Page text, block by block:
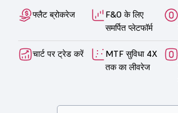
फ्लैट ब्रोकरेज
F&O के लिए
समर्पित प्लेटफॉर्म
चार्ट पर ट्रेड करें
MTF सुविधा 4X
तक का लीवरेज